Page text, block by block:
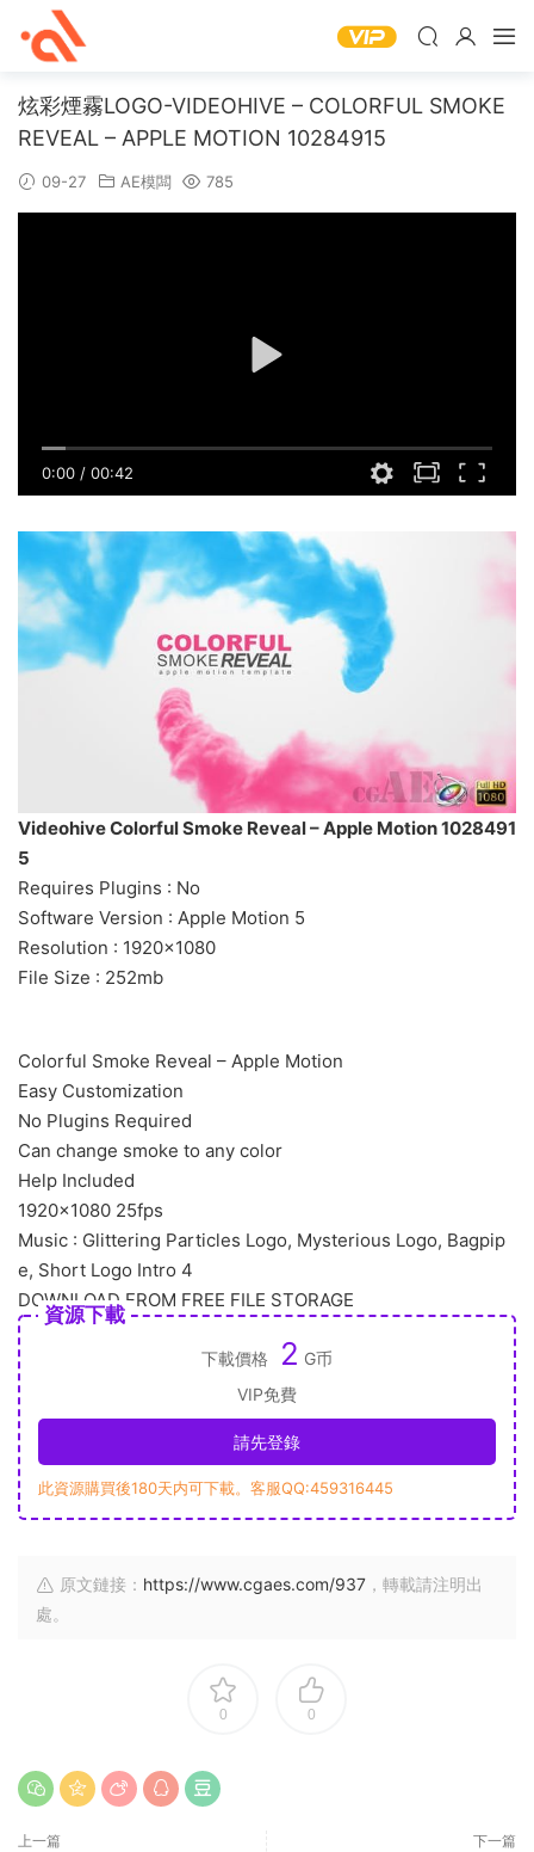
炫彩煙霧LOGO-VIDEOHIVE – COLORFUL SMOKE
REVEAL – APPLE MOTION 10284915
09-27 AE模闆 785
0:00 / 00:42
Videohive Colorful Smoke Reveal – Apple Motion 1028491
5
Requires Plugins : No
Software Version : Apple Motion 5
Resolution : 1920×1080
File Size : 252mb
Colorful Smoke Reveal – Apple Motion
Easy Customization
No Plugins Required
Can change smoke to any color
Help Included
1920×1080 25fps
Music : Glittering Particles Logo, Mysterious Logo, Bagpip
e, Short Logo Intro 4
DOWNLOAD FROM FREE FILE STORAGE
資源下載
下載價格 2 G币
VIP免費
請先登錄
此資源購買後180天内可下載。客服QQ:459316445
原文鏈接： https://www.cgaes.com/937 ，轉載請注明出
處。
0 0
上一篇 下一篇